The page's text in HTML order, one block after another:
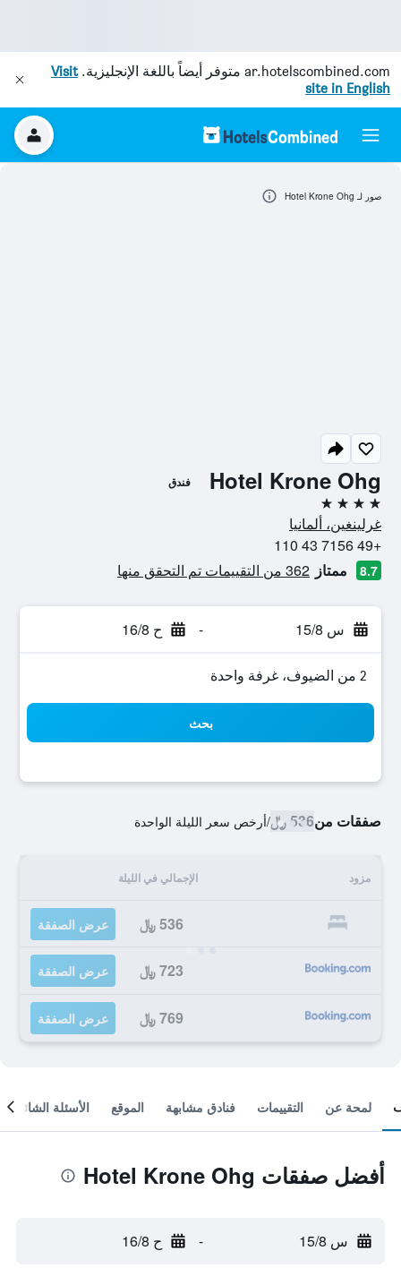
ar.hotelscombined.com متوفر أيضاً باللغة الإنجليزية.Visit
site in English
Hotel Krone Ohg فندق
4 نجوم
غرلينغين، ألمانيا
+49 7156 43 110
8.7 ممتاز 362 من التقييمات تم التحقق منها
س 15/8 - ح 16/8
2 من الضيوف، غرفة واحدة
بحث
صفقات من536 ﷼ /أرخص سعر الليلة الواحدة
مزود الإجمالي في الليلة
536 ﷼ عرض الصفقة
723 ﷼ عرض الصفقة
769 ﷼ عرض الصفقة
صور لـ Hotel Krone Ohg
لمحة عن التقييمات فنادق مشابهة الموقع الأسئلة الشائعة
أفضل صفقات Hotel Krone Ohg
س 15/8 - ح 16/8